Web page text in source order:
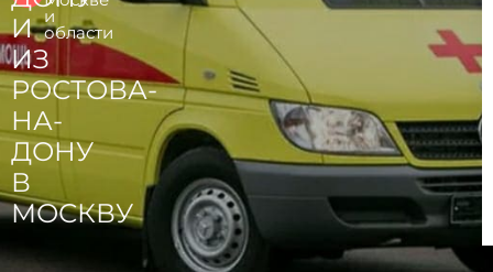
и
области
И
ИЗ
РОСТОВА-
НА-
ДОНУ
В
МОСКВУ